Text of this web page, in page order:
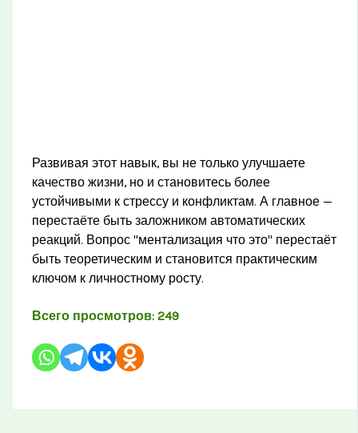
Развивая этот навык, вы не только улучшаете
качество жизни, но и становитесь более
устойчивыми к стрессу и конфликтам. А главное —
перестаёте быть заложником автоматических
реакций. Вопрос "ментализация что это" перестаёт
быть теоретическим и становится практическим
ключом к личностному росту.
Всего просмотров: 249